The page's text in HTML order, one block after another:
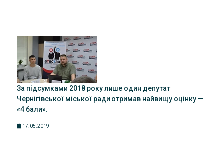
За підсумками 2018 року лише один депутат
Чернігівської міської ради отримав найвищу оцінку —
«4 бали».
17.05.2019